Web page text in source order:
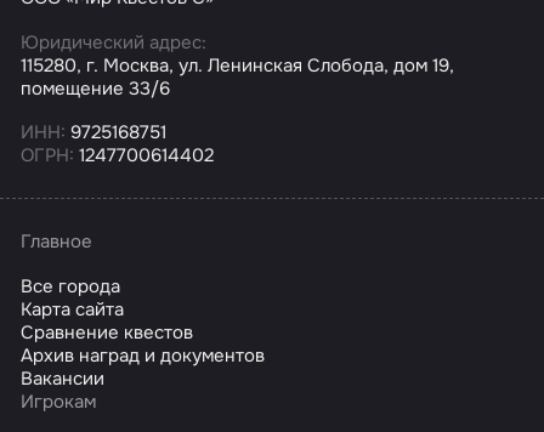
Юридический адрес:
115280, г. Москва, ул. Ленинская Слобода, дом 19,
помещение 33/6
ИНН: 9725168751
ОГРН: 1247700614402
Главное
Все города
Карта сайта
Сравнение квестов
Архив наград и документов
Вакансии
Игрокам